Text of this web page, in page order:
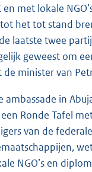
met lokale
het tot stand
laatste twee
geweest om
minister van
ambassade in
Ronde Tafel
van de
NGO’s en